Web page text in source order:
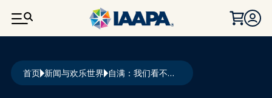
跳转到主要内容
面包屑
首页 新闻与欢乐世界 自满：我们看不到的风险